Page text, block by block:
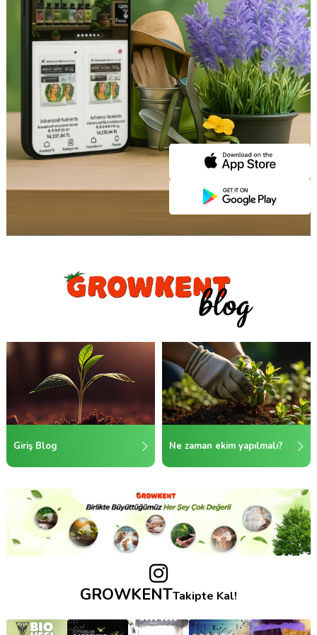
Giriş Blog Ne zaman ekim yapılmalı?
GROWKENTTakipte Kal!